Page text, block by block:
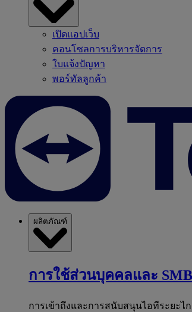
เปิดแอปเว็บ
คอนโซลการบริหารจัดการ
ใบแจ้งปัญหา
พอร์ทัลลูกค้า
ผลิตภัณฑ์
การใช้ส่วนบุคคลและ SMB
การเข้าถึงและการสนับสนุนไอทีระยะไ